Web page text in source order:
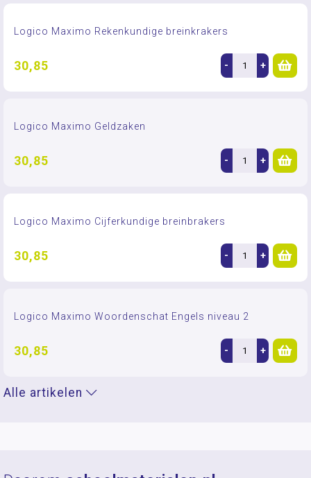
Logico Maximo Rekenkundige breinkrakers
30,85 - +
Logico Maximo Geldzaken
30,85 - +
Logico Maximo Cijferkundige breinbrakers
30,85 - +
Logico Maximo Woordenschat Engels niveau 2
30,85 - +
Alle artikelen